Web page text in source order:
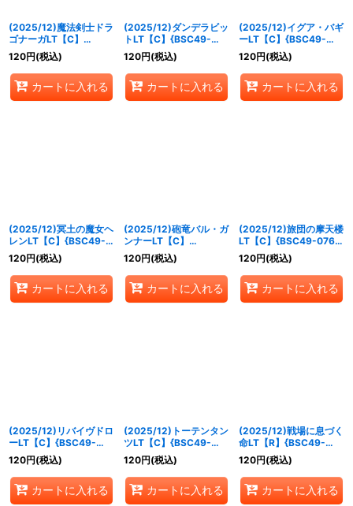
(2025/12)魔法剣士ドラ
ゴナーガLT【C】
{BSC49-012}《紫》
120円(税込)
カートに入れる
(2025/12)ダンデラビッ
トLT【C】{BSC49-
020}《緑》
120円(税込)
カートに入れる
(2025/12)イグア・バギ
ーLT【C】{BSC49-
028}《白》
120円(税込)
カートに入れる
(2025/12)冥土の魔女ヘ
レンLT【C】{BSC49-
038}《黄》
120円(税込)
カートに入れる
(2025/12)砲竜バル・ガ
ンナーLT【C】
{BSC49-052}《赤》
120円(税込)
カートに入れる
(2025/12)旅団の摩天楼
LT【C】{BSC49-076}
《紫》
120円(税込)
カートに入れる
(2025/12)リバイヴドロ
ーLT【C】{BSC49-
087}《赤》
120円(税込)
カートに入れる
(2025/12)トーテンタン
ツLT【C】{BSC49-
090}《紫》
120円(税込)
カートに入れる
(2025/12)戦場に息づく
命LT【R】{BSC49-
077}《緑》
120円(税込)
カートに入れる